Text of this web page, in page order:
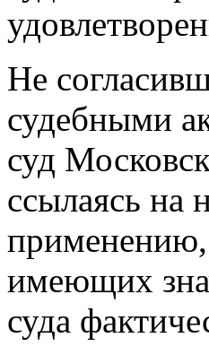
Не
судебными
суд
ссылаясь на
применению,
имеющих
суда